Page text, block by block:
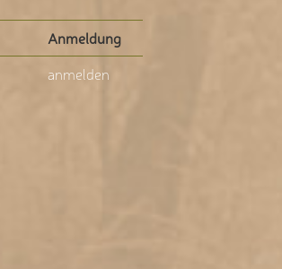
Anmeldung
anmelden